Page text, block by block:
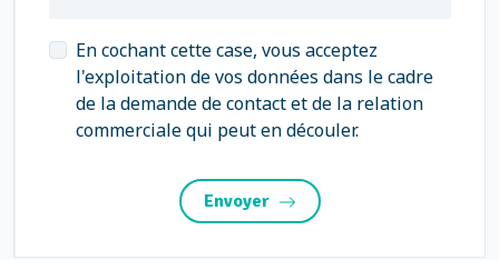
En cochant cette case, vous acceptez
l'exploitation de vos données dans le cadre
de la demande de contact et de la relation
commerciale qui peut en découler.
Envoyer